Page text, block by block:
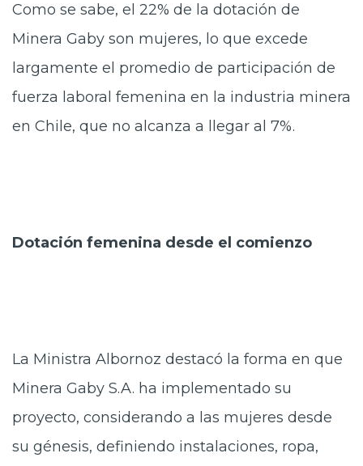
Como se sabe, el 22% de la dotación de
Minera Gaby son mujeres, lo que excede
largamente el promedio de participación de
fuerza laboral femenina en la industria minera
en Chile, que no alcanza a llegar al 7%.
Dotación femenina desde el comienzo
La Ministra Albornoz destacó la forma en que
Minera Gaby S.A. ha implementado su
proyecto, considerando a las mujeres desde
su génesis, definiendo instalaciones, ropa,